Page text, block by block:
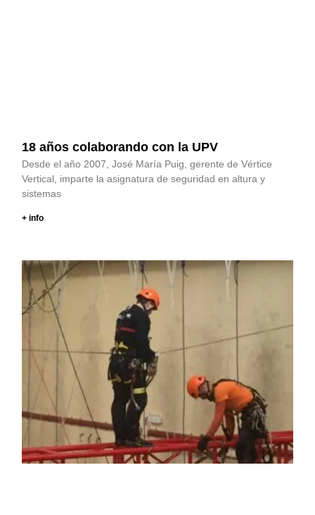
18 años colaborando con la UPV
Desde el año 2007, José María Puig, gerente de Vértice
Vertical, imparte la asignatura de seguridad en altura y
sistemas
+ info